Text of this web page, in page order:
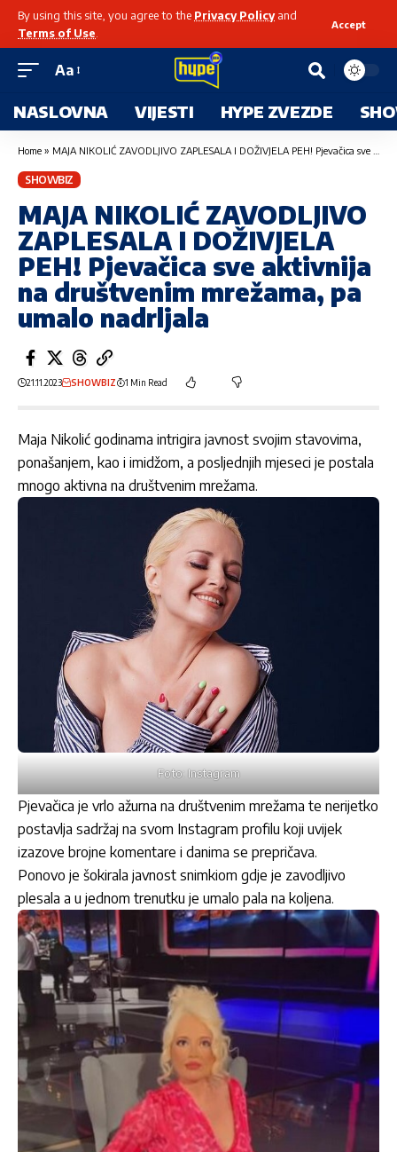
By using this site, you agree to the Privacy Policyand
Terms of Use
Accept
Aa
NASLOVNA VIJESTI HYPE ZVEZDE
Home » MAJA NIKOLIĆ ZAVODLJIVO ZAPLESALA I DOŽIVJELA PEH! Pjevačica sve aktivnija na društvenim mrežama, pa umalo nadrljala
SHOWBIZ
MAJA NIKOLIĆ ZAVODLJIVO
ZAPLESALA I DOŽIVJELA
PEH! Pjevačica sve aktivnija
na društvenim mrežama, pa
umalo nadrljala
21.11.2023 SHOWBIZ 1 Min Read
Maja Nikolić godinama intrigira javnost svojim stavovima,
ponašanjem, kao i imidžom, a posljednjih mjeseci je postala
mnogo aktivna na društvenim mrežama.
Foto: Instagram
Pjevačica je vrlo ažurna na društvenim mrežama te nerijetko
postavlja sadržaj na svom Instagram profilu koji uvijek
izazove brojne komentare i danima se prepričava.
Ponovo je šokirala javnost snimkiom gdje je zavodljivo
plesala a u jednom trenutku je umalo pala na koljena.